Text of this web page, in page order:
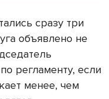
сразу три
объявлено не
регламенту, если
менее, чем